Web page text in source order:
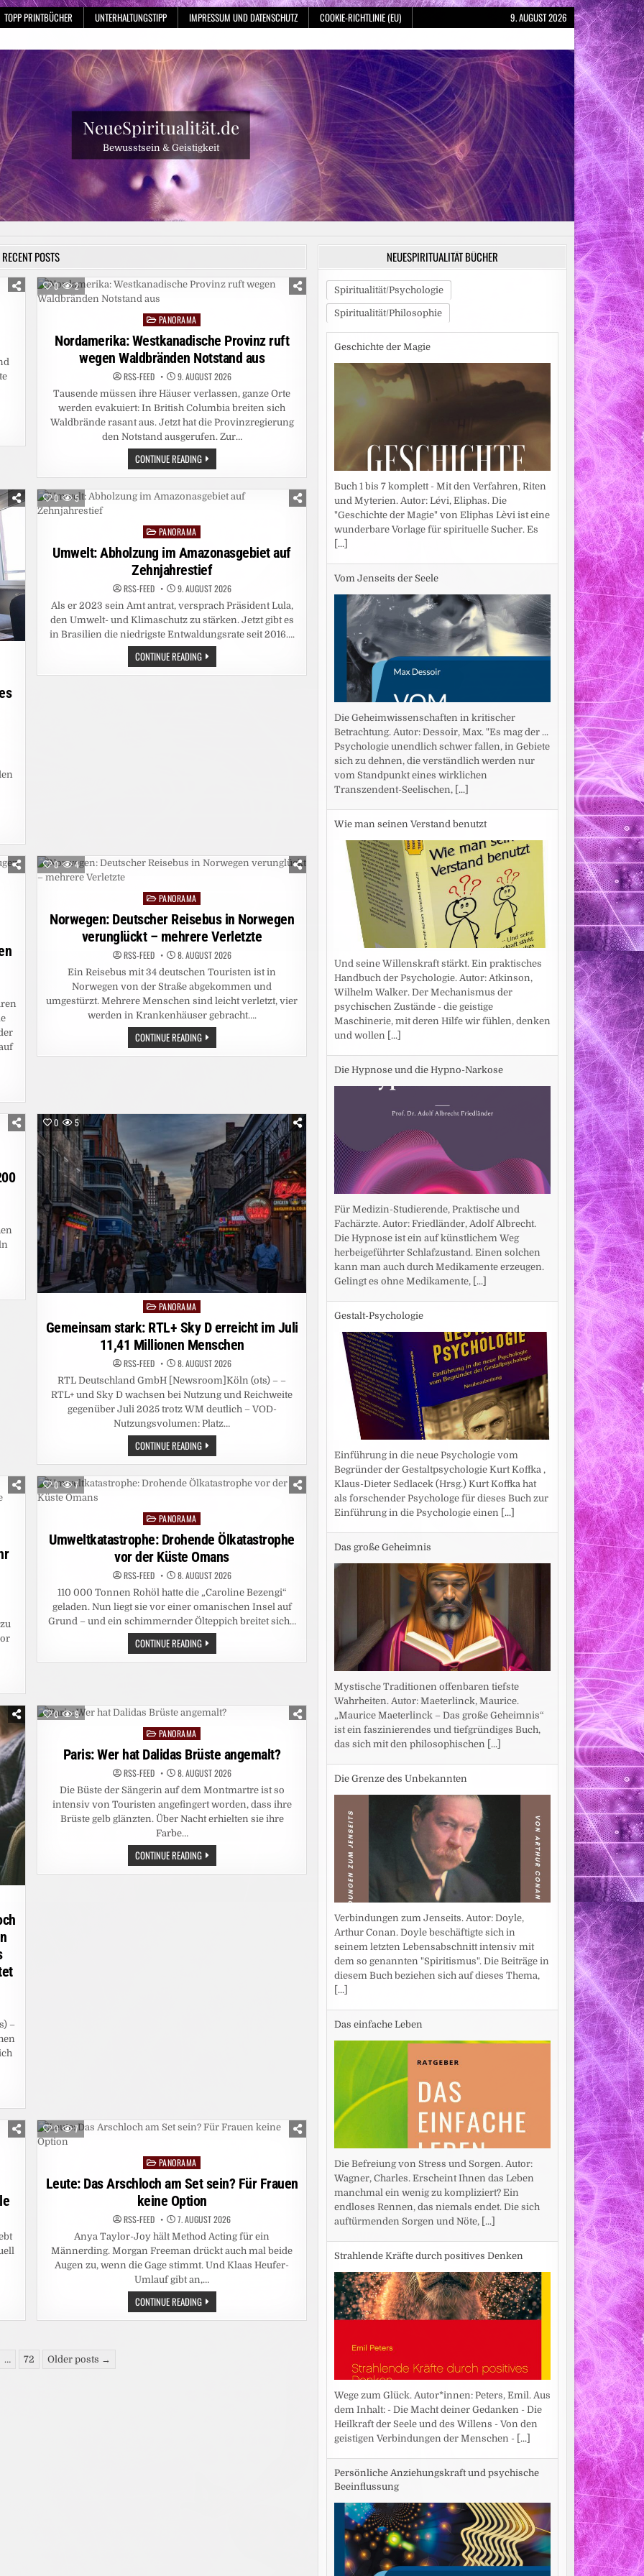
TOPP PRINTBÜCHER UNTERHALTUNGSTIPP IMPRESSUM UND DATENSCHUTZ COOKIE-RICHTLINIE (EU) 9. AUGUST 2026
NeueSpiritualität.de
Bewusstsein & Geistigkeit
RECENT POSTS
0 2
Posted
in
PANORAMA
Nordamerika: Westkanadische Provinz ruft
wegen Waldbränden Notstand aus
RSS-FEED 9. AUGUST 2026
Tausende müssen ihre Häuser verlassen, ganze Orte
werden evakuiert: In British Columbia breiten sich
Waldbrände rasant aus. Jetzt hat die Provinzregierung
den Notstand ausgerufen. Zur…
CONTINUE READINGNORDAMERIKA:
WESTKANADISCHE
PROVINZ
WEGEN
WALDBRÄNDEN
0 5
PostedPANORAMA
Umwelt: Abholzung im Amazonasgebiet auf
Zehnjahrestief
RSS-FEED 9. AUGUST 2026
Als er 2023 sein Amt antrat, versprach Präsident Lula,
den Umwelt- und Klimaschutz zu stärken. Jetzt gibt es
in Brasilien die niedrigste Entwaldungsrate seit 2016….
CONTINUE READINGUMWELT:
ABHOLZUNG
IM
0 4
Posted
in
PANORAMA
Norwegen: Deutscher Reisebus in Norwegen
verunglückt – mehrere Verletzte
RSS-FEED 8. AUGUST 2026
Ein Reisebus mit 34 deutschen Touristen ist in
Norwegen von der Straße abgekommen und
umgestürzt. Mehrere Menschen sind leicht verletzt, vier
werden in Krankenhäuser gebracht….
CONTINUE READINGNORWEGEN:
DEUTSCHER
REISEBUS
VERLETZTE
0 5
Posted
in
PANORAMA
Gemeinsam stark: RTL+ Sky D erreicht im Juli
11,41 Millionen Menschen
RSS-FEED 8. AUGUST 2026
RTL Deutschland GmbH [Newsroom]Köln (ots) – –
RTL+ und Sky D wachsen bei Nutzung und Reichweite
gegenüber Juli 2025 trotz WM deutlich – VOD-
Nutzungsvolumen: Platz…
CONTINUE READINGGEMEINSAM
STARK:
RTL+
SKY
D
MILLIONEN
MENSCHEN
0 7
Posted
in
PANORAMA
Umweltkatastrophe: Drohende Ölkatastrophe
vor der Küste Omans
RSS-FEED 8. AUGUST 2026
110 000 Tonnen Rohöl hatte die „Caroline Bezengi“
geladen. Nun liegt sie vor einer omanischen Insel auf
Grund – und ein schimmernder Ölteppich breitet sich…
CONTINUE READINGUMWELTKATASTROPHE:
DROHENDE
ÖLKATASTROPHE
–
0 9
Posted
in
PANORAMA
Paris: Wer hat Dalidas Brüste angemalt?
RSS-FEED 8. AUGUST 2026
Die Büste der Sängerin auf dem Montmartre ist so
intensiv von Touristen angefingert worden, dass ihre
Brüste gelb glänzten. Über Nacht erhielten sie ihre
Farbe…
CONTINUE READINGPARIS:
WER
HAT
0 7
PostedPANORAMA
Leute: Das Arschloch am Set sein? Für Frauen
keine Option
RSS-FEED 7. AUGUST 2026
Anya Taylor-Joy hält Method Acting für ein
Männerding. Morgan Freeman drückt auch mal beide
Augen zu, wenn die Gage stimmt. Und Klaas Heufer-
Umlauf gibt an,…
CONTINUE READINGLEUTE:
DAS
ARSCHLOCH
… 72 Older posts →
NEUESPIRITUALITÄT BÜCHER
Spiritualität/Psychologie
Spiritualität/Philosophie
Geschichte der Magie
Buch 1 bis 7 komplett - Mit den Verfahren, Riten
und Myterien. Autor: Lévi, Eliphas. Die
"Geschichte der Magie" von Eliphas Lèvi ist eine
wunderbare Vorlage für spirituelle Sucher. Es
[...]
Vom Jenseits der Seele
Die Geheimwissenschaften in kritischer
Betrachtung. Autor: Dessoir, Max. "Es mag der ...
Psychologie unendlich schwer fallen, in Gebiete
sich zu dehnen, die verständlich werden nur
vom Standpunkt eines wirklichen
Transzendent-Seelischen, [...]
Wie man seinen Verstand benutzt
Und seine Willenskraft stärkt. Ein praktisches
Handbuch der Psychologie. Autor: Atkinson,
Wilhelm Walker. Der Mechanismus der
psychischen Zustände - die geistige
Maschinerie, mit deren Hilfe wir fühlen, denken
und wollen [...]
Die Hypnose und die Hypno-Narkose
Für Medizin-Studierende, Praktische und
Fachärzte. Autor: Friedländer, Adolf Albrecht.
Die Hypnose ist ein auf künstlichem Weg
herbeigeführter Schlafzustand. Einen solchen
kann man auch durch Medikamente erzeugen.
Gelingt es ohne Medikamente, [...]
Gestalt-Psychologie
Einführung in die neue Psychologie vom
Begründer der Gestaltpsychologie Kurt Koffka ,
Klaus-Dieter Sedlacek (Hrsg.) Kurt Koffka hat
als forschender Psychologe für dieses Buch zur
Einführung in die Psychologie einen [...]
Das große Geheimnis
Mystische Traditionen offenbaren tiefste
Wahrheiten. Autor: Maeterlinck, Maurice.
„Maurice Maeterlinck – Das große Geheimnis“
ist ein faszinierendes und tiefgründiges Buch,
das sich mit den philosophischen [...]
Die Grenze des Unbekannten
Verbindungen zum Jenseits. Autor: Doyle,
Arthur Conan. Doyle beschäftigte sich in
seinem letzten Lebensabschnitt intensiv mit
dem so genannten "Spiritismus". Die Beiträge in
diesem Buch beziehen sich auf dieses Thema,
[...]
Das einfache Leben
Die Befreiung von Stress und Sorgen. Autor:
Wagner, Charles. Erscheint Ihnen das Leben
manchmal ein wenig zu kompliziert? Ein
endloses Rennen, das niemals endet. Die sich
auftürmenden Sorgen und Nöte, [...]
Strahlende Kräfte durch positives Denken
Wege zum Glück. Autor*innen: Peters, Emil. Aus
dem Inhalt: - Die Macht deiner Gedanken - Die
Heilkraft der Seele und des Willens - Von den
geistigen Verbindungen der Menschen - [...]
Persönliche Anziehungskraft und psychische
Beeinflussung